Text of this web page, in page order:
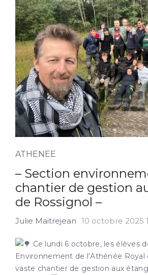
ATHENEE
– Section
chantier de gestion
de Rossignol –
Julie Maitrejean 10 octobre 2025
Ce lundi 6 octobre, les élèves
Environnement de l’Athénée
vaste chantier de gestion aux